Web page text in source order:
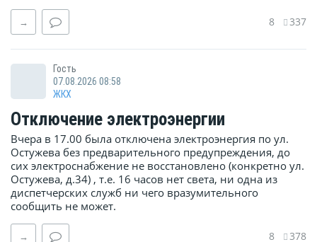
→ 8 337
Гость
07.08.2026 08:58
ЖКХ
Отключение электроэнергии
Вчера в 17.00 была отключена электроэнергия по ул.
Остужева без предварительного предупреждения, до
сих электроснабжение не восстановлено (конкретно ул.
Остужева, д.34) , т.е. 16 часов нет света, ни одна из
диспетчерских служб ни чего вразумительного
сообщить не может.
→ 8 378